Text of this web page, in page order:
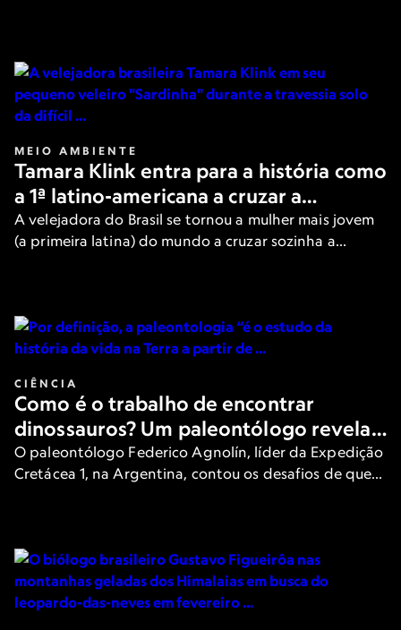
MEIO AMBIENTE
Tamara Klink entra para a história como
a 1ª latino-americana a cruzar a
Passagem Noroeste no Ártico
A velejadora do Brasil se tornou a mulher mais jovem
(a primeira latina) do mundo a cruzar sozinha a
CIÊNCIA
Como é o trabalho de encontrar
dinossauros? Um paleontólogo revela
como é uma descoberta pré-histórica
O paleontólogo Federico Agnolín, líder da Expedição
Cretácea 1, na Argentina, contou os desafios de quem